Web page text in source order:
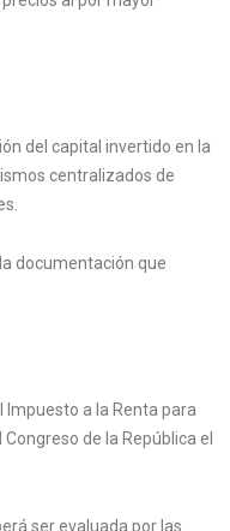
del capital invertido en la
centralizados de
documentación que
Impuesto a la Renta para
de la República el
ser evaluada por las